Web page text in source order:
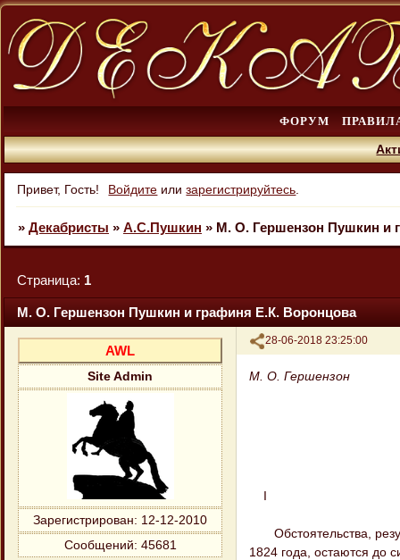
ФОРУМ
Привет, Гость! Войдите илизарегистрируйтесь
» Декабристы » А.С.Пушкин » M. О. Гершензон Пушкин и
M. О. Гершензон Пушкин и графиня Е.К. Воронцова
Страница: 1
Поделиться
28-06-2018 23:25:00
AWL
Site Admin
Зарегистрирован: 12-12-2010
Сообщений: 45681
M. О. Гершензон
I
Обстоятельства,
1824 года, остаются до